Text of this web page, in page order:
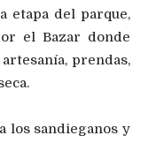
etapa del parque,
el Bazar donde
prendas,
los sandieganos y